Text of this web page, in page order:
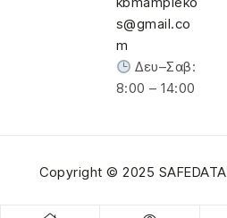
s@gmail.co
m
Δευ–Σαβ:
8:00 – 14:00
Copyright © 2025 SAFEDATA